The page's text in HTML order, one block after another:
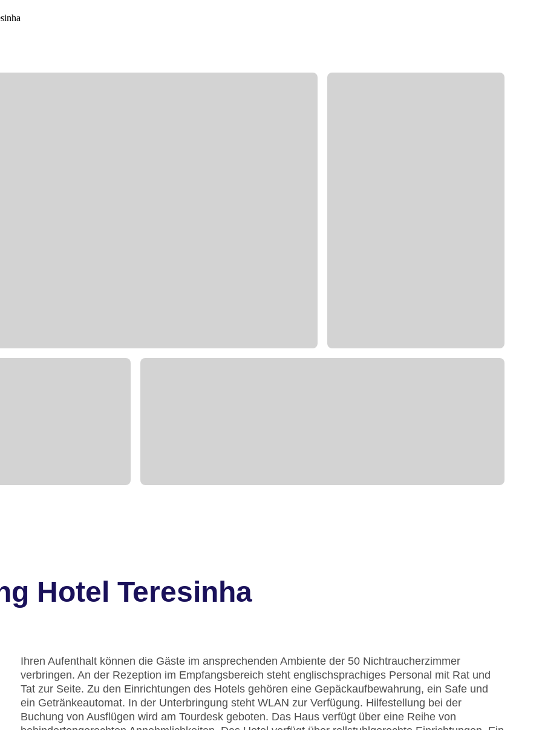
Hotel Teresinha
Ihren Aufenthalt können die Gäste im ansprechenden Ambiente der 50 Nichtraucherzimmer
verbringen. An der Rezeption im Empfangsbereich steht englischsprachiges Personal mit Rat und
Tat zur Seite. Zu den Einrichtungen des Hotels gehören eine Gepäckaufbewahrung, ein Safe und
ein Getränkeautomat. In der Unterbringung steht WLAN zur Verfügung. Hilfestellung bei der
Buchung von Ausflügen wird am Tourdesk geboten. Das Haus verfügt über eine Reihe von